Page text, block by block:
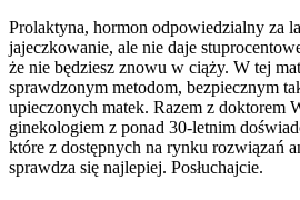
Prolaktyna, hormon odpowiedzialny za
jajeczkowanie, ale nie daje
że nie będziesz znowu w ciąży. W tej
sprawdzonym metodom, bezpiecznym
upieczonych matek. Razem z doktorem
ginekologiem z ponad 30-letnim
które z dostępnych na rynku rozwiązań
sprawdza się najlepiej. Posłuchajcie.